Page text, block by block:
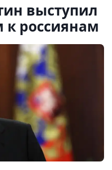
выступил
россиянам